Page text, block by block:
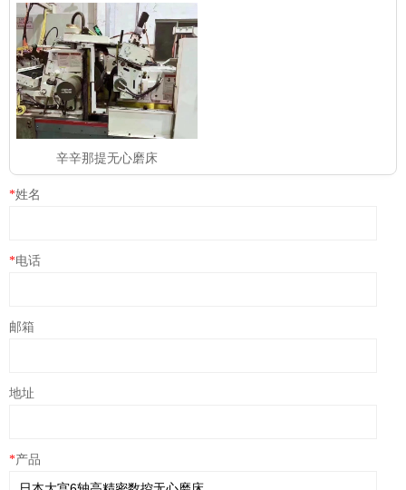
辛辛那提无心磨床
*姓名
*电话
邮箱
地址
*产品